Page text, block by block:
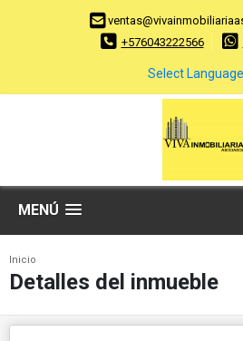
+576043222566
Select Language
MENÚ
Inicio
Detalles del inmueble